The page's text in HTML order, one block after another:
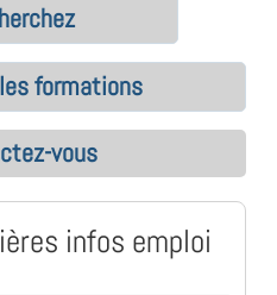
formations
vous
infos emploi